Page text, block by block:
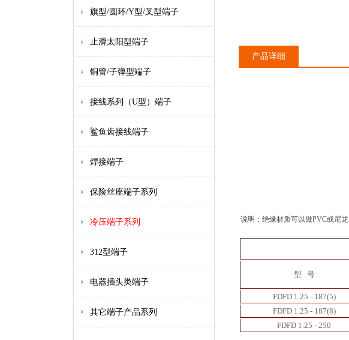
旗型/圆环/Y型/叉型端子
止滑太阳型端子
铜管/子弹型端子
接线系列（U型）端子
鲨鱼齿接线端子
焊接端子
保险丝座端子系列
冷压端子系列
312型端子
电器插头类端子
其它端子产品系列
产品详细
说明：绝缘材质可以做PVC或尼龙
型 号
FDFD 1.25 - 187(5)
FDFD 1.25 - 187(8)
FDFD 1.25 - 250